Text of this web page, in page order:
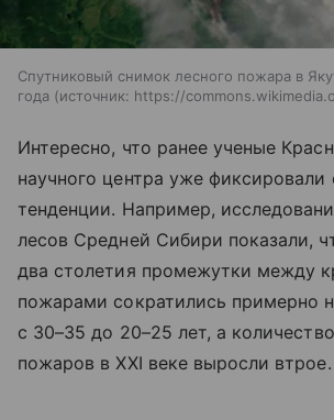
Спутниковый снимок лесного пожара в
года
источник: https://
Интересно, что ранее ученые
научного центра уже
тенденции. Например,
лесов Средней Сибири показали,
два столетия промежутки между
пожарами сократились примерно
с 30–35 до 20–25 лет, а
пожаров в XXI веке выросли втрое.